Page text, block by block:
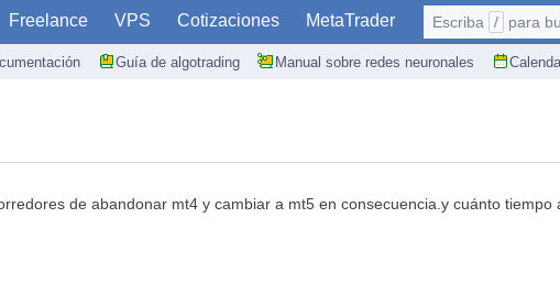
Freelance VPS Cotizaciones MetaTrader
Guía de algotrading Manual sobre redes neuronales
Escriba / para
de abandonar mt4 y cambiar a mt5 en consecuencia.y cuánto tiempo